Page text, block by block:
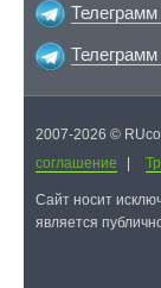
2007-2026 ©
соглашение
|
Cайт носит
является